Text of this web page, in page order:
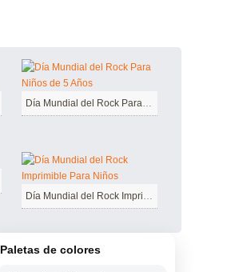
Día Mundial del Rock Para Niños de 5 Años
Día Mundial del Rock Imprimible Para Niños
Paletas de colores